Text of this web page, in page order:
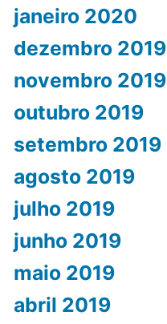
janeiro 2020
dezembro 2019
novembro 2019
outubro 2019
setembro 2019
agosto 2019
julho 2019
junho 2019
maio 2019
abril 2019